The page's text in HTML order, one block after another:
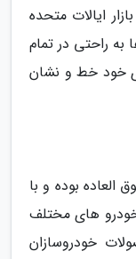
ایالات متحده
به راحتی در تمام
خود خط و نشان
العاده بوده و با
های مختلف
خودروسازان